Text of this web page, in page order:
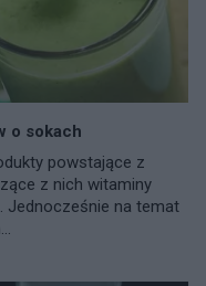
o sokach
powstające z
z nich witaminy
Jednocześnie na temat